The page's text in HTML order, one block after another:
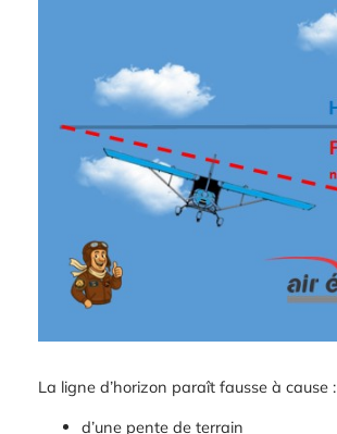
La ligne d’horizon paraît fausse à cause :
d’une pente de terrain